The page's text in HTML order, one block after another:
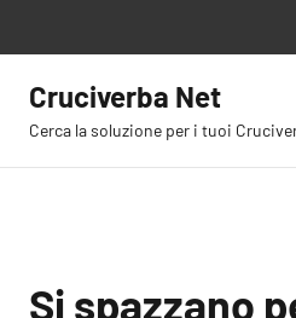
contenuto
Cruciverba Net
Cerca la soluzione per i tuoi
Si spazzano